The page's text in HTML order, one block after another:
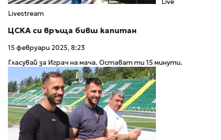
Live
Livestream
ЦСКА си връща бивш капитан
15 февруари 2025, 8:23
Гласувай за Играч на мача. Остават ти 15 минути.